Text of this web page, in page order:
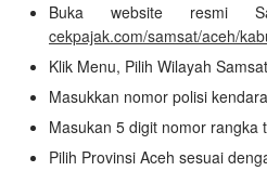
Buka website resmi
cekpajak.com/samsat/aceh/
Klik Menu, Pilih Wilayah
Masukkan nomor polisi
Masukan 5 digit nomor rangka
Pilih Provinsi Aceh sesuai